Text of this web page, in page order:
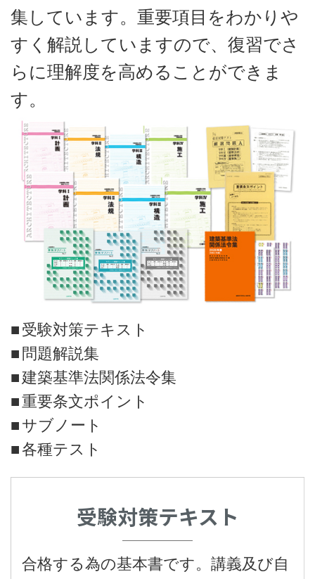
集しています。重要項目をわかりや
すく解説していますので、復習でさ
らに理解度を高めることができま
す。
受験対策テキスト
問題解説集
建築基準法関係法令集
重要条文ポイント
サブノート
各種テスト
受験対策テキスト
合格する為の基本書です。講義及び自